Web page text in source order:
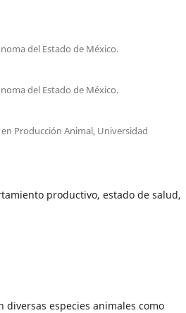
del Estado de México.
del Estado de México.
Producción Animal, Universidad
productivo, estado de salud,
diversas especies animales como